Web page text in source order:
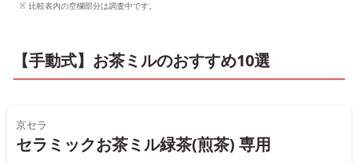
比較表内の空欄部分は調査中です。
【手動式】お茶ミルのおすすめ10選
京セラ
セラミックお茶ミル緑茶(煎茶) 専用